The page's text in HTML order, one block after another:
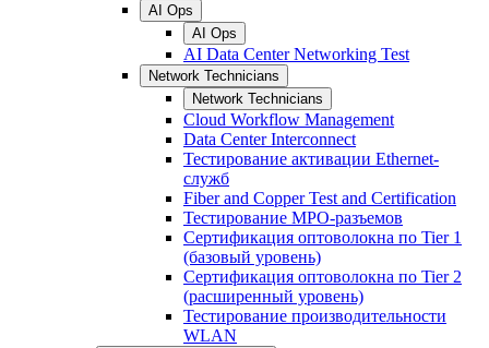
AI Ops
AI Ops
AI Data Center Networking Test
Network Technicians
Network Technicians
Cloud Workflow Management
Data Center Interconnect
Тестирование активации Ethernet-
служб
Fiber and Copper Test and Certification
Тестирование МРО-разъемов
Сертификация оптоволокна по Tier 1
(базовый уровень)
Сертификация оптоволокна по Tier 2
(расширенный уровень)
Тестирование производительности
WLAN